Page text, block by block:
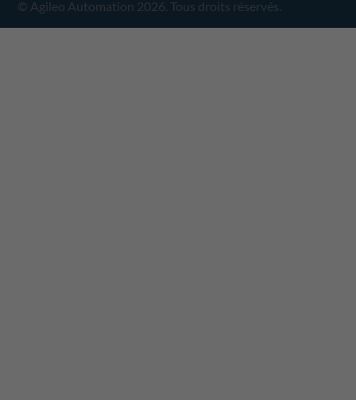
© Agileo Automation 2026. Tous droits réservés.